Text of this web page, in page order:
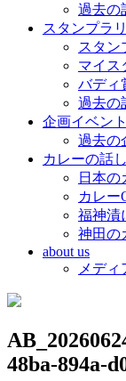
過去の
スタンプラ
スタン
マイス
バディ
過去の
企画イベント
過去の
カレーの話し
日本の
カレー
福神漬
神田の
about us
メディ
48ba-894a-